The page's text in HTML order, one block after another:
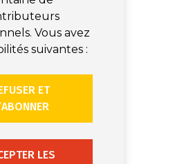
Vous avez
suivantes :
ET
LES